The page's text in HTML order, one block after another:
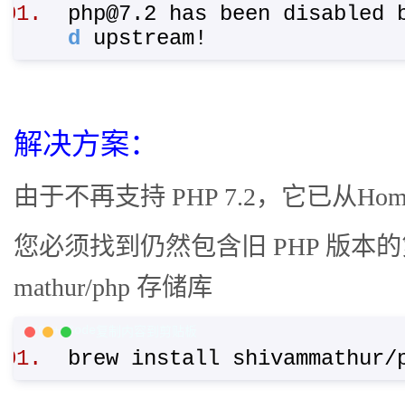
php@7.2 has been
d upstream!
解决方案：
由于不再支持 PHP 7.2，它已从
您必须找到仍然包含旧 PHP 版本
mathur/php 存储库
C/C++ Code
brew install shivammathur/